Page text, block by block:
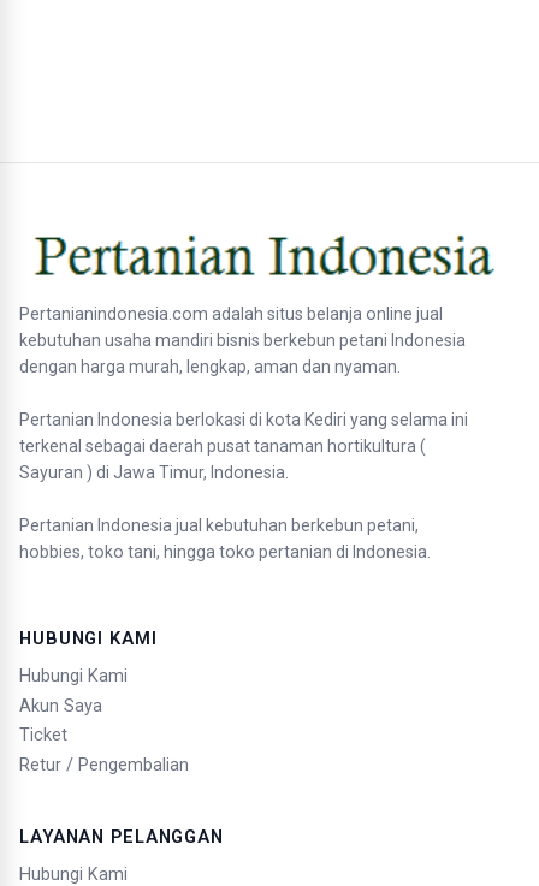
Pertanianindonesia.com adalah situs belanja online jual
kebutuhan usaha mandiri bisnis berkebun petani Indonesia
dengan harga murah, lengkap, aman dan nyaman.
Pertanian Indonesia berlokasi di kota Kediri yang selama ini
terkenal sebagai daerah pusat tanaman hortikultura (
Sayuran ) di Jawa Timur, Indonesia.
Pertanian Indonesia jual kebutuhan berkebun petani,
hobbies, toko tani, hingga toko pertanian di Indonesia.
HUBUNGI KAMI
Hubungi Kami
Akun Saya
Ticket
Retur / Pengembalian
LAYANAN PELANGGAN
Hubungi Kami